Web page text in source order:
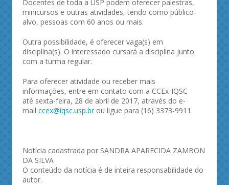
Docentes de toda a USP podem oferecer palestras,
minicursos e outras atividades, tendo como público-
alvo, pessoas com 60 anos ou mais.
Outra possibilidade, é oferecer vaga(s) em
disciplina(s). O interessado cursará a disciplina junto
com a turma regular.
Para oferecer atividade ou receber mais
informações, entre em contato com a CCEx-IQSC
até sexta-feira, 28 de abril de 2017, através do e-
mail ccex@iqsc.usp.br ou ligue para (16) 3373-9911.
Notícia cadastrada por SANDRA APARECIDA ZAMBON
DA SILVA
O conteúdo da notícia é de inteira responsabilidade do
autor.